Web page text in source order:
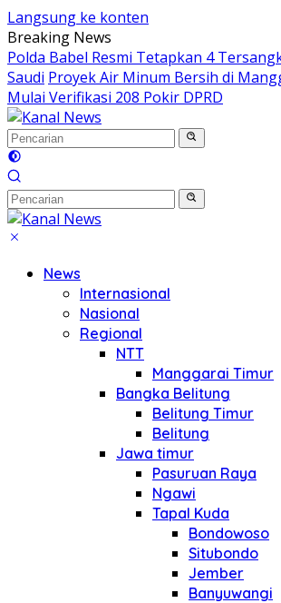
Langsung ke konten
Breaking News
Polda Babel Resmi Tetapkan 4
Saudi Proyek Air Minum Bersih di
Mulai Verifikasi 208 Pokir DPRD
News
Internasional
Nasional
Regional
NTT
Manggarai Timur
Bangka Belitung
Belitung Timur
Belitung
Jawa timur
Pasuruan Raya
Ngawi
Tapal Kuda
Bondowoso
Situbondo
Jember
Banyuwangi